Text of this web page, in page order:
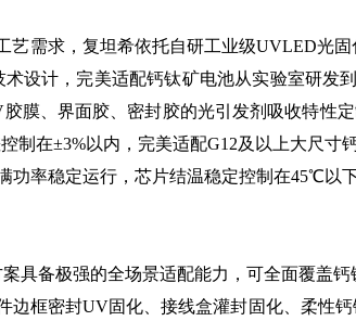
需求，复坦希依托自研工业级UVLED光固
设计，完美适配钙钛矿电池从实验室研发
膜、界面胶、密封胶的光引发剂吸收特性
制在±3%以内，完美适配G12及以上大尺
功率稳定运行，芯片结温稳定控制在45℃
备极强的全场景适配能力，可全面覆盖钙
边框密封UV固化、接线盒灌封固化、柔性